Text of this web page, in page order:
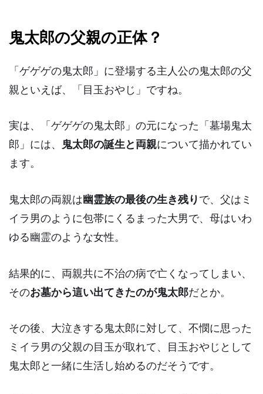
鬼太郎の父親の正体？
「ゲゲゲの鬼太郎」に登場する主人公の鬼太郎の父
親といえば、
「目玉おやじ」 ですね。
実は、「ゲゲゲの鬼太郎」の元になった「墓場鬼太
郎」には、 鬼太郎の誕生と両親について描かれてい
ます。
鬼太郎の両親は幽霊族の最後の生き残りで、父は ミ
イラ男のように包帯にくるまった大男で、母はいわ
ゆる幽霊のような女性。
結果的に、両親共に不治の病で亡くなってしまい、
そのお墓から這い出てきたのが鬼太郎だとか。
その後、大泣きする鬼太郎に対して、不憫に思った
ミイラ男の父親の目玉が取れて、目玉おやじとして
鬼太郎と一緒に生活し始めるのだそうです。